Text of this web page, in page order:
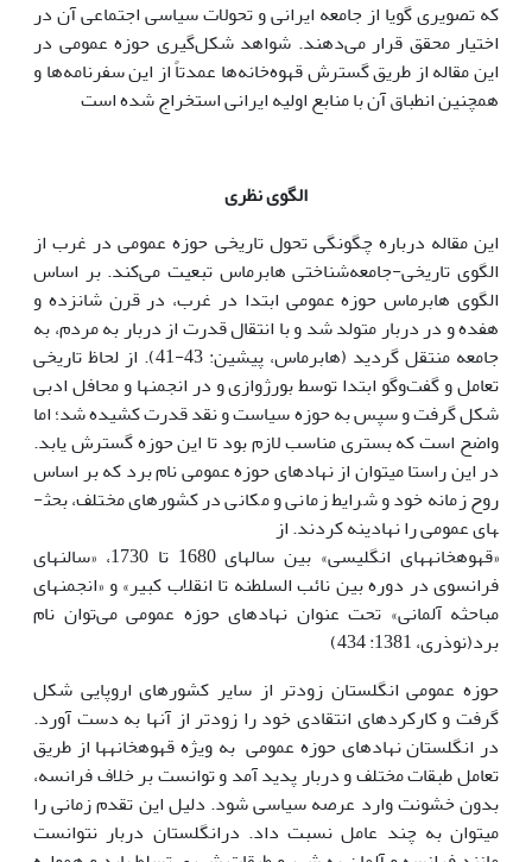
که تصویری گویا از جامعه ایرانی و تحولات سیاسی اجتماعی آن در
اختیار محقق قرار می‌دهند. شواهد شکل‌گیری حوزه عمومی در
این مقاله از طریق گسترش قهوه‌خانه‌ها عمدتاً از این سفرنامه‌ها و
همچنین انطباق آن با منابع اولیه ایرانی استخراج شده است
الگوی نظری
این مقاله درباره چگونگی تحول تاریخی حوزه عمومی در غرب از
الگوی تاریخی-جامعه‌شناختی هابرماس تبعیت می‌کند. بر اساس
الگوی هابرماس حوزه عمومی ابتدا در غرب، در قرن شانزده و
هفده و در دربار متولد شد و با انتقال قدرت از دربار به مردم، به
جامعه منتقل گردید (هابرماس، پیشین: 43-41). از لحاظ تاریخی
تعامل و گفت‌وگو ابتدا توسط بورژوازی و در انجمن­ها و محافل ادبی
شکل گرفت و سپس به حوزه سیاست و نقد قدرت کشیده شد؛ اما
واضح است که بستری مناسب لازم بود تا این حوزه گسترش یابد.
در این راستا می­توان از نهادهای حوزه عمومی نام برد که بر اساس
روح زمانه خود و شرایط زمانی و مکانی در کشورهای مختلف، بحث­
های عمومی را نهادینه کردند. از
«قهوه­خانه­های انگلیسی» بین سال­های 1680 تا 1730، «سالن­های
فرانسوی در دوره بین نائب السلطنه تا انقلاب کبیر» و «انجمن­های
مباحثه آلمانی» تحت عنوان نهادهای حوزه عمومی می‌توان نام
برد(نوذری، 1381: 434)
حوزه عمومی انگلستان زودتر از سایر کشورهای اروپایی شکل
گرفت و کارکردهای انتقادی خود را زودتر از آنها به دست آورد.
در انگلستان نهادهای حوزه عمومی به ویژه قهوه­خانه­ها از طریق
تعامل طبقات مختلف و دربار پدید آمد و توانست بر خلاف فرانسه،
بدون خشونت وارد عرصه سیاسی شود. دلیل این تقدم زمانی را
می­توان به چند عامل نسبت داد. درانگلستان دربار نتوانست